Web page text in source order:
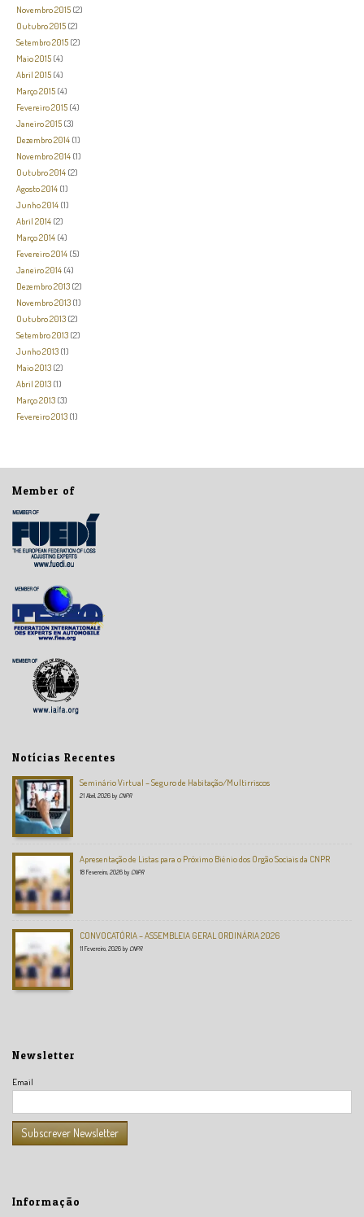
Novembro 2015 (2)
Outubro 2015 (2)
Setembro 2015 (2)
Maio 2015 (4)
Abril 2015 (4)
Março 2015 (4)
Fevereiro 2015 (4)
Janeiro 2015 (3)
Dezembro 2014 (1)
Novembro 2014 (1)
Outubro 2014 (2)
Agosto 2014 (1)
Junho 2014 (1)
Abril 2014 (2)
Março 2014 (4)
Fevereiro 2014 (5)
Janeiro 2014 (4)
Dezembro 2013 (2)
Novembro 2013 (1)
Outubro 2013 (2)
Setembro 2013 (2)
Junho 2013 (1)
Maio 2013 (2)
Abril 2013 (1)
Março 2013 (3)
Fevereiro 2013 (1)
Member of
Notícias Recentes
Seminário Virtual – Seguro de Habitação/Multirriscos
21 Abril, 2026 by CNPR
Apresentação de Listas para o Próximo Biénio dos Orgão Sociais da CNPR
18 Fevereiro, 2026 by CNPR
CONVOCATÓRIA – ASSEMBLEIA GERAL ORDINÁRIA 2026
11 Fevereiro, 2026 by CNPR
Newsletter
Email
Informação